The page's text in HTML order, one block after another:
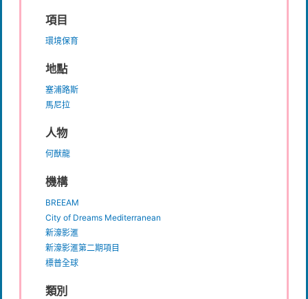
項目
環境保育
地點
塞浦路斯
馬尼拉
人物
何猷龍
機構
BREEAM
City of Dreams Mediterranean
新濠影滙
新濠影滙第二期項目
標普全球
類別